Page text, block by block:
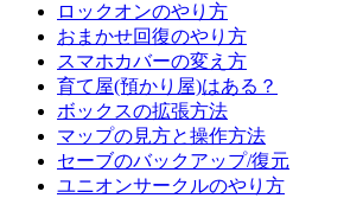
ロックオンのやり方
おまかせ回復のやり方
スマホカバーの変え方
育て屋(預かり屋)はある？
ボックスの拡張方法
マップの見方と操作方法
セーブのバックアップ/復元
ユニオンサークルのやり方